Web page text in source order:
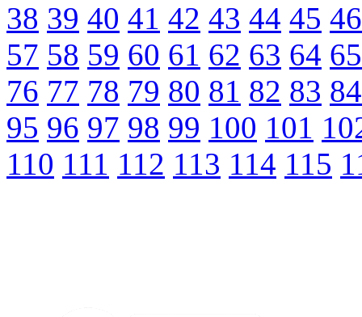
38 39 40 41 42 43 44 45 46
57 58 59 60 61 62 63 64 65
76 77 78 79 80 81 82 83 84
95 96 97 98 99 100 101
110 111 112 113 114 115